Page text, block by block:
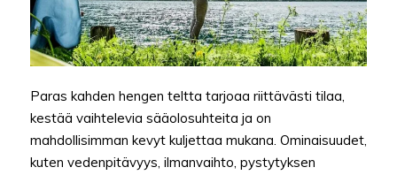
Paras kahden hengen teltta tarjoaa riittävästi tilaa,
kestää vaihtelevia sääolosuhteita ja on
mahdollisimman kevyt kuljettaa mukana. Ominaisuudet,
kuten vedenpitävyys, ilmanvaihto, pystytyksen